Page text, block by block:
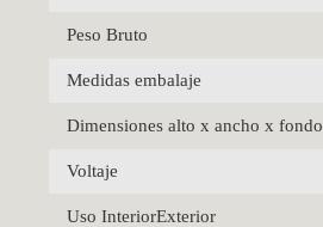
Peso Bruto
Medidas embalaje
Dimensiones alto x ancho x fondo
Voltaje
Uso InteriorExterior